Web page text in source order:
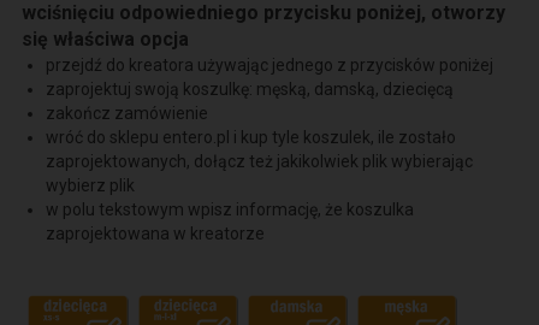
wciśnięciu odpowiedniego przycisku poniżej, otworzy
się właściwa opcja
przejdź do kreatora używając jednego z przycisków poniżej
zaprojektuj swoją koszulkę: męską, damską, dziecięcą
zakończ zamówienie
wróć do sklepu entero.pl i kup tyle koszulek, ile zostało
zaprojektowanych, dołącz też jakikolwiek plik wybierając
wybierz plik
w polu tekstowym wpisz informację, że koszulka
zaprojektowana w kreatorze